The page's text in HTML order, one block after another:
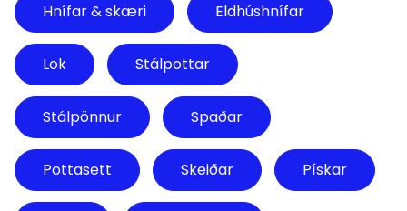
Hnífar & skæri Eldhúshnífar
Lok Stálpottar
Stálpönnur Spaðar
Pottasett Skeiðar Pískar